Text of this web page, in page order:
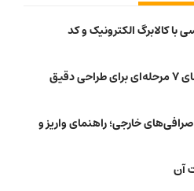
با کالابرگ الکترونیک و کد
محاسبه پنل خورشیدی؛ راهنمای 7 مرحله‌ای برای طراحی دقیق
خارجی؛ راهنمای واریز و
آن